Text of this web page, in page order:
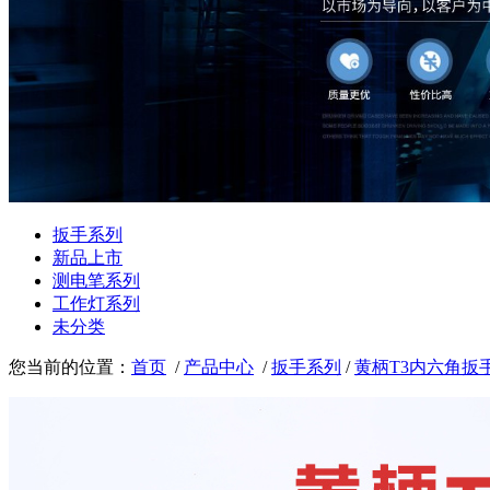
扳手系列
新品上市
测电笔系列
工作灯系列
未分类
您当前的位置： 首页 / 产品中心 /扳手系列 /黄柄T3内六角扳